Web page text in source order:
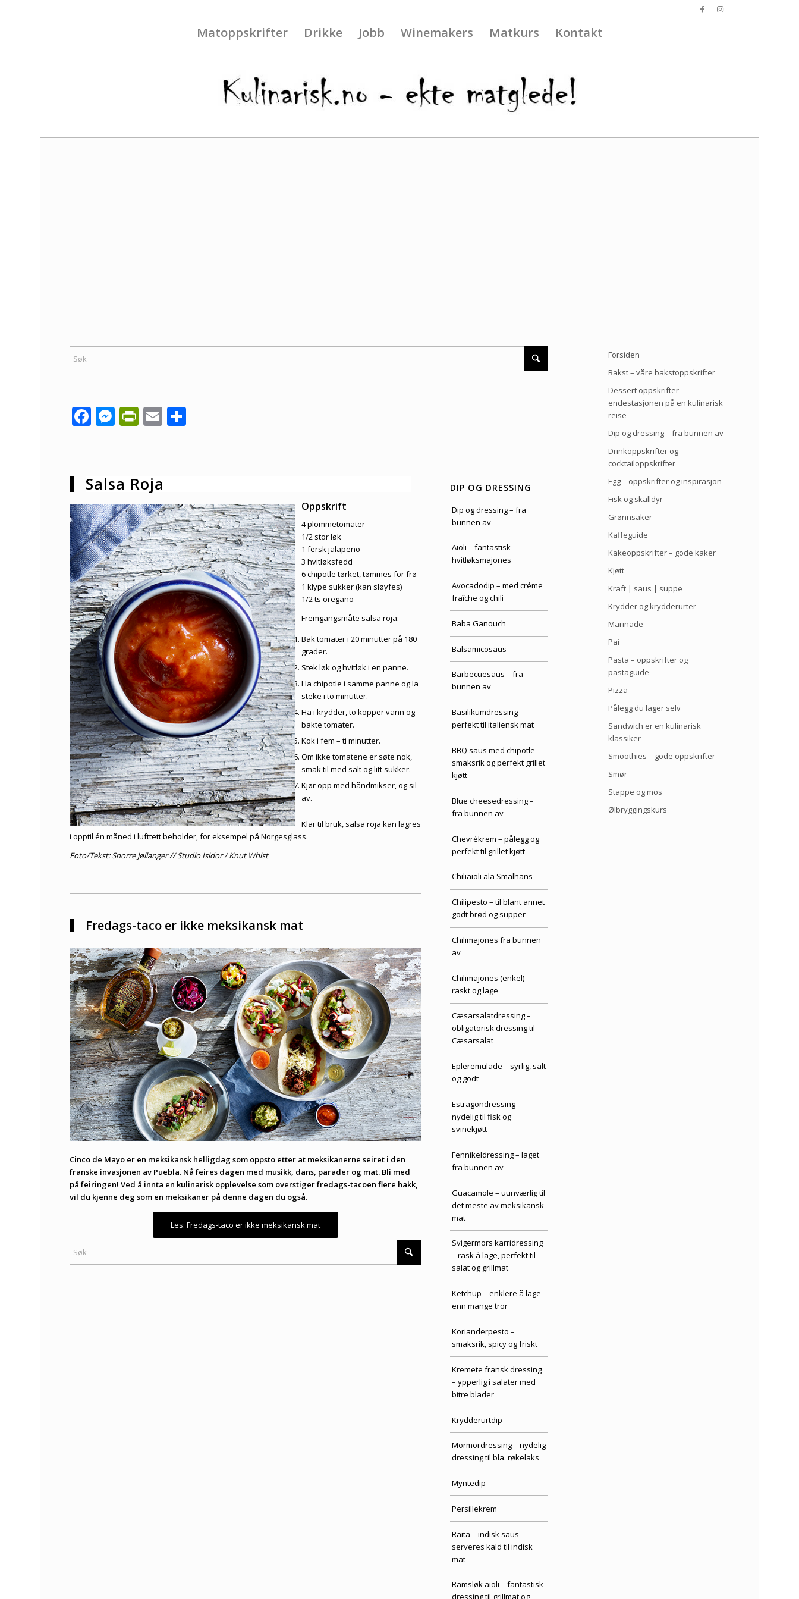
Matoppskrifter Drikke Jobb Winemakers Matkurs Kontakt
Facebook
Messenger
PrintFriendly
Email
Salsa Roja
Oppskrift
4 plommetomater
1/2 stor løk
1 fersk jalapeño
3 hvitløksfedd
6 chipotle tørket, tømmes for frø
1 klype sukker (kan sløyfes)
1/2 ts oregano
Fremgangsmåte salsa roja:
Bak tomater i 20 minutter på 180
grader.
Stek løk og hvitløk i en panne.
Ha chipotle i samme panne og la
steke i to minutter.
Ha i krydder, to kopper vann og
bakte tomater.
Kok i fem – ti minutter.
Om ikke tomatene er søte nok,
smak til med salt og litt sukker.
Kjør opp med håndmikser, og sil
av.
Klar til bruk, salsa roja kan lagres
i opptil én måned i lufttett beholder, for eksempel på Norgesglass.
Foto/Tekst: Snorre Jøllanger // Studio Isidor / Knut Whist
Fredags-taco er ikke meksikansk mat
Cinco de Mayo er en meksikansk helligdag som oppsto etter at meksikanerne seiret i den
franske invasjonen av Puebla. Nå feires dagen med musikk, dans, parader og mat. Bli med
på feiringen! Ved å innta en kulinarisk opplevelse som overstiger fredags-tacoen flere hakk,
vil du kjenne deg som en meksikaner på denne dagen du også.
Les: Fredags-taco er ikke meksikansk mat
DIP OG DRESSING
Dip og dressing – fra
bunnen av
Aioli – fantastisk
hvitløksmajones
Avocadodip – med créme
fraîche og chili
Baba Ganouch
Balsamicosaus
Barbecuesaus – fra
bunnen av
Basilikumdressing –
perfekt til italiensk mat
BBQ saus med chipotle –
smaksrik og perfekt grillet
kjøtt
Blue cheesedressing –
fra bunnen av
Chevrékrem – pålegg og
perfekt til grillet kjøtt
Chiliaioli ala Smalhans
Chilipesto – til blant annet
godt brød og supper
Chilimajones fra bunnen
av
Chilimajones (enkel) –
raskt og lage
Cæsarsalatdressing –
obligatorisk dressing til
Cæsarsalat
Epleremulade – syrlig, salt
og godt
Estragondressing –
nydelig til fisk og
svinekjøtt
Fennikeldressing – laget
fra bunnen av
Guacamole – uunværlig til
det meste av meksikansk
mat
Svigermors karridressing
– rask å lage, perfekt til
salat og grillmat
Ketchup – enklere å lage
enn mange tror
Korianderpesto –
smaksrik, spicy og friskt
Kremete fransk dressing
– ypperlig i salater med
bitre blader
Krydderurtdip
Mormordressing – nydelig
dressing til bla. røkelaks
Myntedip
Persillekrem
Raita – indisk saus –
serveres kald til indisk
mat
Ramsløk aioli – fantastisk
Forsiden
Bakst – våre bakstoppskrifter
Dessert oppskrifter –
endestasjonen på en kulinarisk
reise
Dip og dressing – fra bunnen av
Drinkoppskrifter og
cocktailoppskrifter
Egg – oppskrifter og inspirasjon
Fisk og skalldyr
Grønnsaker
Kaffeguide
Kakeoppskrifter – gode kaker
Kjøtt
Kraft | saus | suppe
Krydder og krydderurter
Marinade
Pai
Pasta – oppskrifter og
pastaguide
Pizza
Pålegg du lager selv
Sandwich er en kulinarisk
klassiker
Smoothies – gode oppskrifter
Smør
Stappe og mos
Ølbryggingskurs